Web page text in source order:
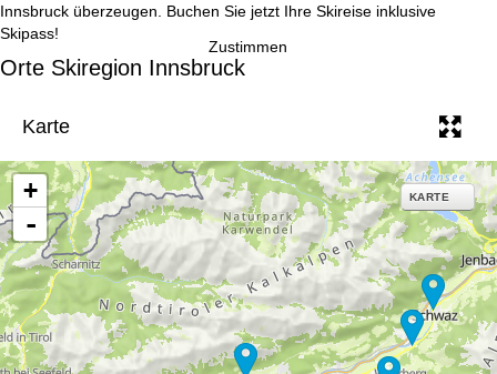
Zustimmen
i
t
Innsbruck überzeugen. Buchen Sie jetzt Ihre Skireise inklusive
Skipass!
Orte Skiregion Innsbruck
Karte
+
-
KARTE